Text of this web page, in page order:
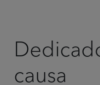
causa